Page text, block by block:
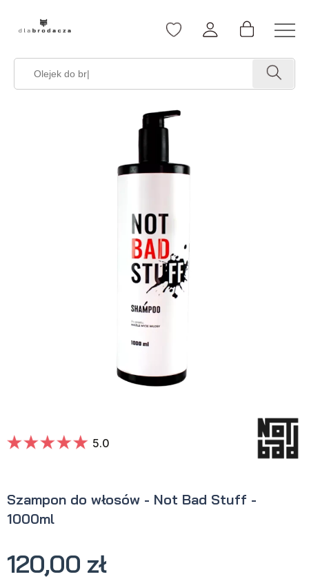
Szampon do włosów - Not Bad Stuff -
1000ml
5.0
120,00 zł